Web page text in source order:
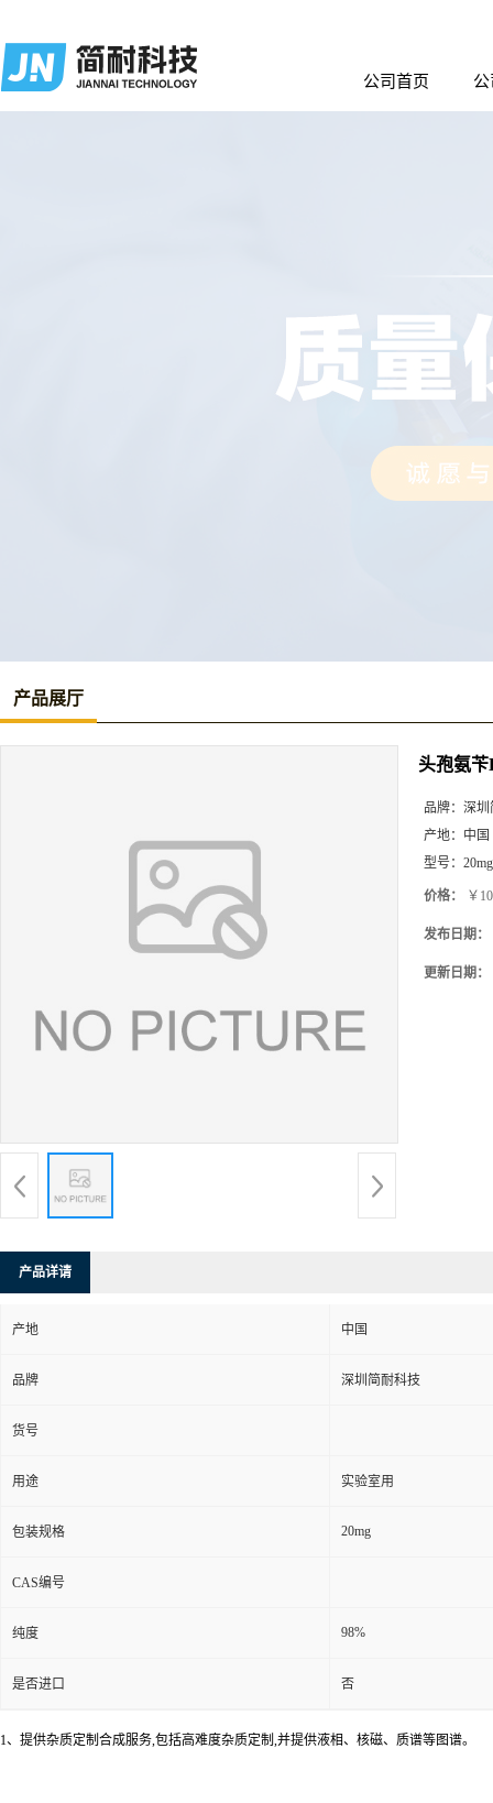
公司首页
产品展厅
头孢氨
品牌： 深圳
产地： 中国
型号： 20mg
价格： ￥
发布日期：
更新日期：
产品详请
产地 中国
品牌 深圳简耐科技
货号
用途 实验室用
包装规格 20mg
CAS编号
纯度 98%
是否进口 否
1、提供杂质定制合成服务,包括高难度杂质定制,并提供液相、核磁、质谱等图谱。